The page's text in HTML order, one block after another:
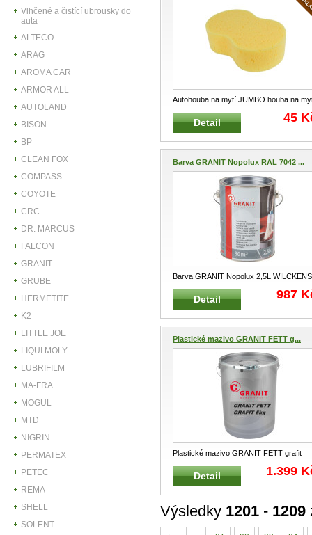
Vlhčené a čistící ubrousky do
auta
ALTECO
ARAG
AROMA CAR
ARMOR ALL
AUTOLAND
BISON
BP
CLEAN FOX
COMPASS
COYOTE
CRC
DR. MARCUS
FALCON
GRANIT
GRUBE
HERMETITE
K2
LITTLE JOE
LIQUI MOLY
LUBRIFILM
MA-FRA
MOGUL
MTD
NIGRIN
PERMATEX
PETEC
REMA
SHELL
SOLENT
Autohouba na mytí JUMBO houba na
Vysoký mycí účinek Zaručuje
Detail 45
Barva GRANIT Nopolux RAL 7042 ...
Barva GRANIT Nopolux 2,5L WILCKENS
RAL7042 Velmi lesklý, ry
Detail 987
Plastické mazivo GRANIT FETT g...
Plastické mazivo GRANIT FETT grafit
černé Víceúčelové plastické černé
Detail 1.399
Výsledky 1201 - 1209